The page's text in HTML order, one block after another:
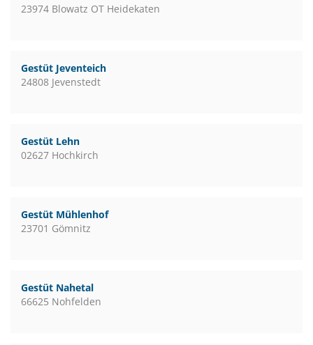
23974 Blowatz OT Heidekaten
Gestüt Jeventeich
24808 Jevenstedt
Gestüt Lehn
02627 Hochkirch
Gestüt Mühlenhof
23701 Gömnitz
Gestüt Nahetal
66625 Nohfelden